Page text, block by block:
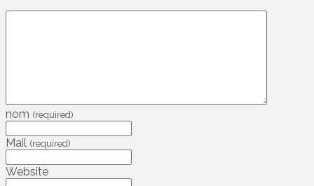
nom (required)
Mail (required)
Website